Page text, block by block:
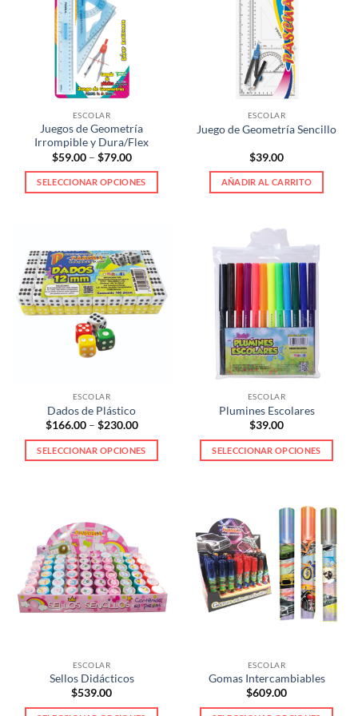
ESCOLAR
Juegos de Geometría
Irrompible y Dura/Flex
$59.00 – $79.00Price
$59.00
through
$79.00
SELECCIONAR OPCIONES
múltiples
variantes.
Las
opciones
se
pueden
elegir
página
de
ESCOLAR
Juego de Geometría Sencillo
$39.00
AÑADIR AL CARRITO
ESCOLAR
Dados de Plástico
$166.00 – $230.00Price
$166.00
through
SELECCIONAR OPCIONES
variantes.
Las
opciones
se
pueden
página
de
ESCOLAR
Plumines Escolares
$39.00
SELECCIONAR OPCIONES
múltiples
variantes.
Las
opciones
se
pueden
elegir
página
de
ESCOLAR
Sellos Didácticos
$539.00
ESCOLAR
Gomas Intercambiables
$609.00